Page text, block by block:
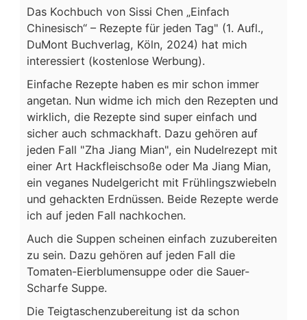
Das Kochbuch von Sissi Chen „Einfach
Chinesisch“ – Rezepte für jeden Tag" (1. Aufl.,
DuMont Buchverlag, Köln, 2024) hat mich
interessiert (kostenlose Werbung).
Einfache Rezepte haben es mir schon immer
angetan. Nun widme ich mich den Rezepten und
wirklich, die Rezepte sind super einfach und
sicher auch schmackhaft. Dazu gehören auf
jeden Fall "Zha Jiang Mian", ein Nudelrezept mit
einer Art Hackfleischsoße oder Ma Jiang Mian,
ein veganes Nudelgericht mit Frühlingszwiebeln
und gehackten Erdnüssen. Beide Rezepte werde
ich auf jeden Fall nachkochen.
Auch die Suppen scheinen einfach zuzubereiten
zu sein. Dazu gehören auf jeden Fall die
Tomaten-Eierblumensuppe oder die Sauer-
Scharfe Suppe.
Die Teigtaschenzubereitung ist da schon